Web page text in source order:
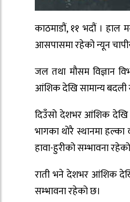
काठमाडौं, ११ भदौं । हाल
आसपासमा रहेको न्यून
जल तथा मौसम विज्ञान
आंशिक देखि सामान्य बदली
दिउँसो देशभर आंशिक देखि
भागका थोरै स्थानमा
हावा-हुरीको सम्भावना
राती भने देशभर आंशिक
सम्भावना रहेको छ।